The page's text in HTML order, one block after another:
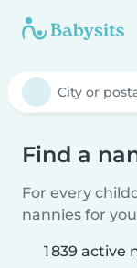
Find a
For every
nannies for
1 839 active